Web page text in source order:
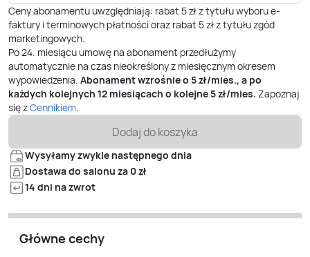
Ceny abonamentu uwzględniają: rabat 5 zł z tytułu wyboru e-
faktury i terminowych płatności oraz rabat 5 zł z tytułu zgód
marketingowych.
Po24. miesiącu umowę na abonament przedłużymy
automatycznie na czas nieokreślony z miesięcznym okresem
wypowiedzenia. Abonament wzrośnie o 5zł/mies., a po
każdych kolejnych 12 miesiącach o kolejne5zł/mies. Zapoznaj
się zCennikiem.
Dodaj do koszyka
Wysyłamy zwykle następnego dnia
Dostawa do salonu za 0 zł
14 dni na zwrot
Główne cechy